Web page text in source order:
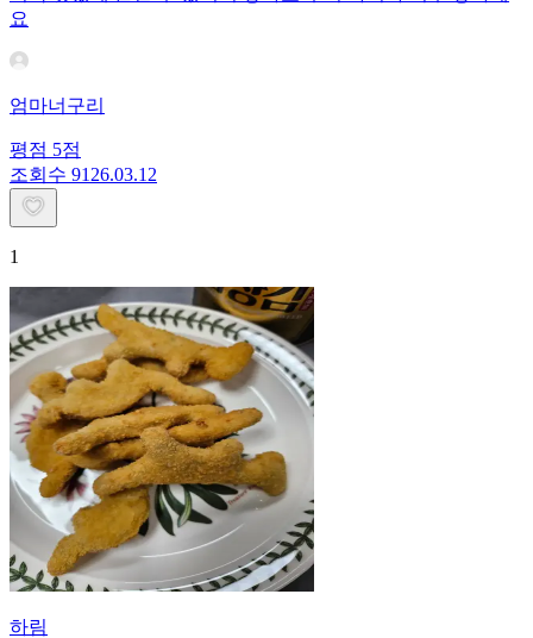
요
엄마너구리
평점 5점
조회수 91 26.03.12
1
하림